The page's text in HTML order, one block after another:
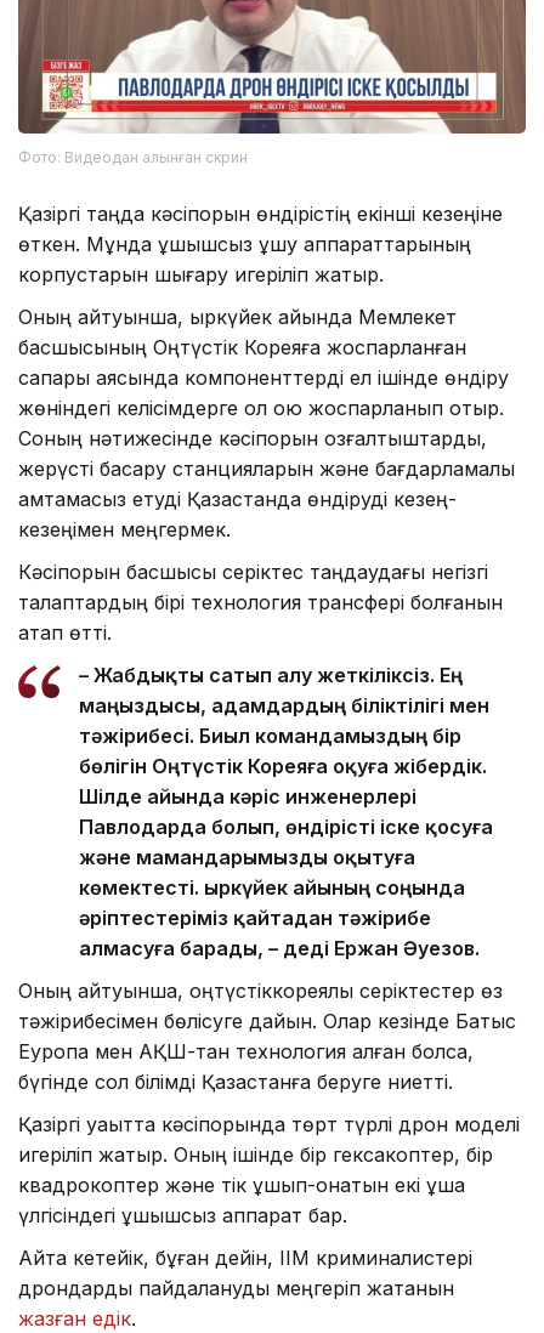
Фото: Видеодан алынған скрин
Қазіргі таңда кәсіпорын өндірістің екінші кезеңіне
өткен. Мұнда ұшқышсыз ұшу аппараттарының
корпустарын шығару игеріліп жатыр.
Оның айтуынша, қыркүйек айында Мемлекет
басшысының Оңтүстік Кореяға жоспарланған
сапары аясында компоненттерді ел ішінде өндіру
жөніндегі келісімдерге қол қою жоспарланып отыр.
Соның нәтижесінде кәсіпорын қозғалтқыштарды,
жерүсті басқару станцияларын және бағдарламалық
қамтамасыз етуді Қазақстанда өндіруді кезең-
кезеңімен меңгермек.
Кәсіпорын басшысы серіктес таңдаудағы негізгі
талаптардың бірі технология трансфері болғанын
атап өтті.
– Жабдықты сатып алу жеткіліксіз. Ең
маңыздысы, адамдардың біліктілігі мен
тәжірибесі. Биыл командамыздың бір
бөлігін Оңтүстік Кореяға оқуға жібердік.
Шілде айында кәріс инженерлері
Павлодарда болып, өндірісті іске қосуға
және мамандарымызды оқытуға
көмектесті. Қыркүйек айының соңында
әріптестеріміз қайтадан тәжірибе
алмасуға барады, – деді Ержан Әуезов.
Оның айтуынша, оңтүстіккореялық серіктестер өз
тәжірибесімен бөлісуге дайын. Олар кезінде Батыс
Еуропа мен АҚШ-тан технология алған болса,
бүгінде сол білімді Қазақстанға беруге ниетті.
Қазіргі уақытта кәсіпорында төрт түрлі дрон моделі
игеріліп жатыр. Оның ішінде бір гексакоптер, бір
квадрокоптер және тік ұшып-қонатын екі ұшақ
үлгісіндегі ұшқышсыз аппарат бар.
Айта кетейік, бұған дейін, ІІМ криминалистері
дрондарды пайдалануды меңгеріп жатқанын
жазған едік.